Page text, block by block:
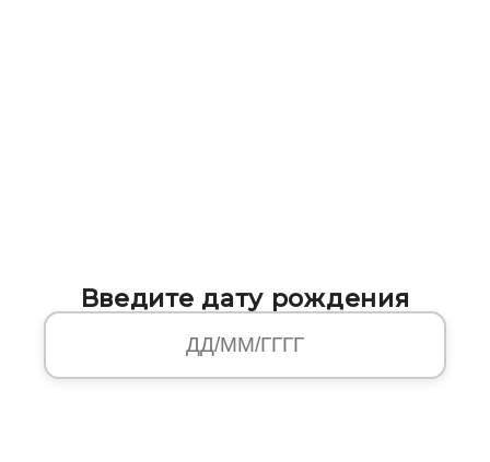
Введите дату рождения